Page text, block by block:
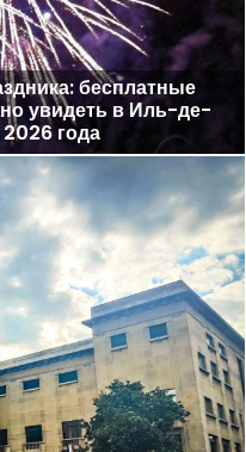
бесплатные
увидеть в Иль-де-
года